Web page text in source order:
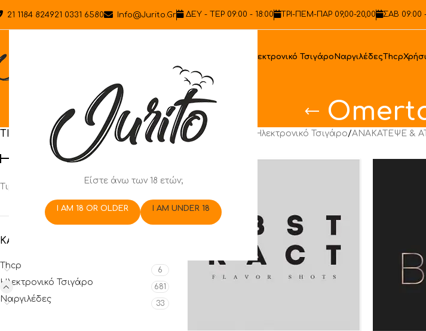
Είστε άνω των 18 ετών;
I AM 18 OR OLDER I AM UNDER 18
21 1184 824921 0331 6580 Info@jurito.gr ΔΕΥ - ΤΕΡ 09:00 - 18:00 ΤΡΙ-ΠΕΜ-ΠΑΡ 09,00-20,00 ΣΑΒ 09:00
Ηλεκτρονικό Τσιγάρο ΝαργιλέδεςThcp
ΤΙΜΗ
Τιμή:
ΚΑΤΗΓΟΡΊΕΣ ΠΡΟΪΌΝΤΩΝ
Thcp 6
Ηλεκτρονικό Τσιγάρο 681
Ναργιλέδες 33
Αρχική σελίδα Ηλεκτρονικό Τσιγάρο/ΑΝΑΚΑΤΕΨΕ &